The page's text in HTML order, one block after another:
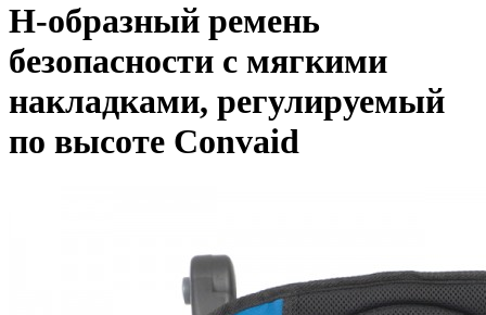
Н-образный ремень
безопасности с мягкими
накладками, регулируемый
по высоте Convaid